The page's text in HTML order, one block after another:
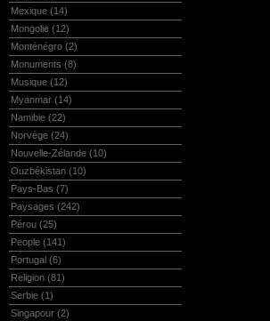
Mexique (14)
Mongolie (12)
Monténégro (2)
Monuments (8)
Musique (12)
Myanmar (14)
Namibie (22)
Norvège (24)
Nouvelle-Zélande (10)
Ouzbékistan (10)
Pays-Bas (7)
Paysages (242)
Pérou (25)
People (141)
Portugal (6)
Religion (81)
Serbie (1)
Singapour (2)